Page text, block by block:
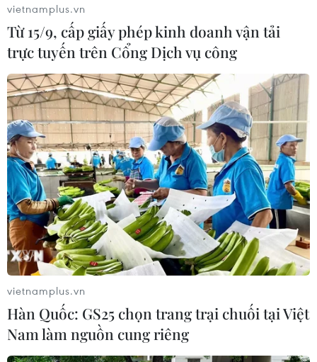
vietnamplus.vn
Từ 15/9, cấp giấy phép kinh doanh vận tải
trực tuyến trên Cổng Dịch vụ công
vietnamplus.vn
Hàn Quốc: GS25 chọn trang trại chuối tại Việt
Nam làm nguồn cung riêng